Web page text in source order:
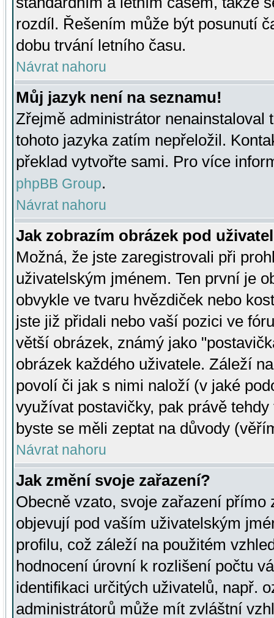
rozdíl. Řešením může být posunutí
dobu trvání letního času.
Návrat nahoru
Můj jazyk není na seznamu!
Zřejmě administrátor nenainstaloval
tohoto jazyka zatím nepřeložil.
překlad vytvořte sami. Pro více
phpBB Group.
Návrat nahoru
Jak zobrazím obrázek pod
Možná, že jste zaregistrovali při
uživatelským jménem. Ten první je
obvykle ve tvaru hvězdiček nebo
jste již přidali nebo vaší pozici ve
větší obrázek, známý jako
obrázek každého uživatele. Záleží
povolí či jak s nimi naloží (v jaké
využívat postavičky, pak právě
byste se měli zeptat na důvody
Návrat nahoru
Jak změní svoje zařazení?
Obecně vzato, svoje zařazení přímo
objevují pod vaším uživatelským
profilu, což záleží na použitém
hodnocení úrovní k rozlišení počtu
identifikaci určitých uživatelů, např.
administrátorů může mít zvláštní